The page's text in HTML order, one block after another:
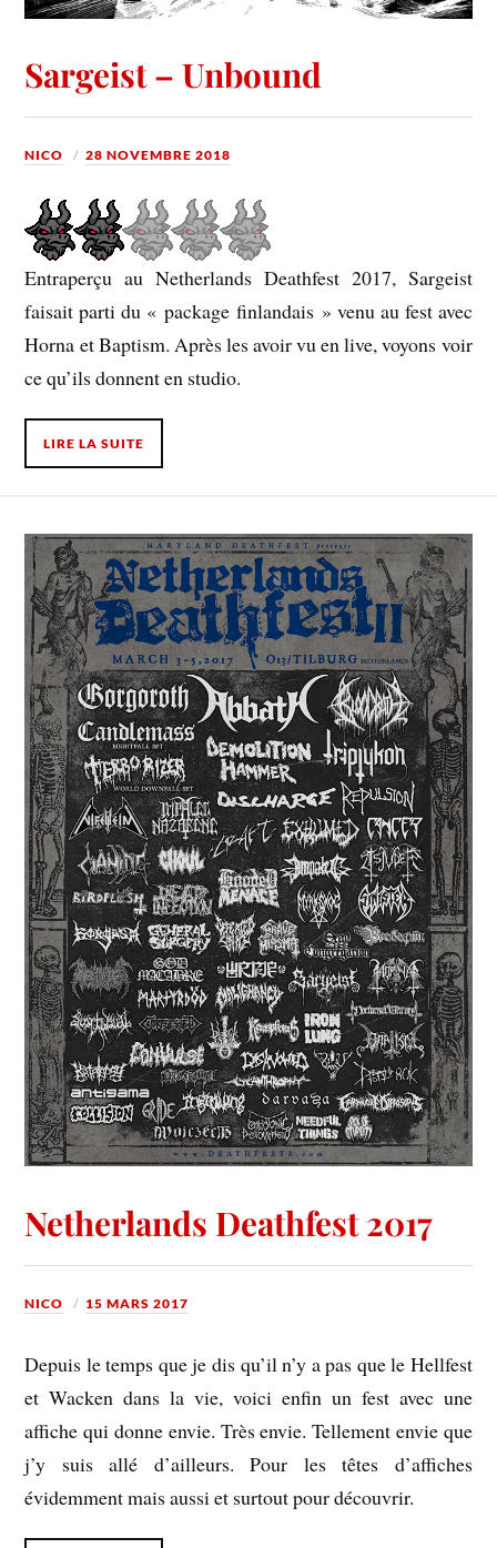
Sargeist – Unbound
NICO 28 NOVEMBRE 2018
Entraperçu au Netherlands Deathfest 2017, Sargeist
faisait parti du « package finlandais » venu au fest avec
Horna et Baptism. Après les avoir vu en live, voyons voir
ce qu’ils donnent en studio.
LIRE LA SUITE
Netherlands Deathfest 2017
NICO 15 MARS 2017
Depuis le temps que je dis qu’il n’y a pas que le Hellfest
et Wacken dans la vie, voici enfin un fest avec une
affiche qui donne envie. Très envie. Tellement envie que
j’y suis allé d’ailleurs. Pour les têtes d’affiches
évidemment mais aussi et surtout pour découvrir.